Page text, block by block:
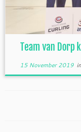
Team van Dorp
15 November 2019in